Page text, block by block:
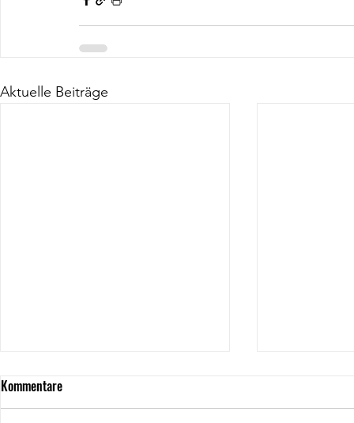
Aktuelle Beiträge
Kommentare